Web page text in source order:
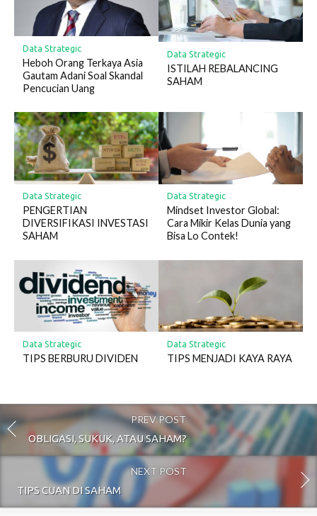
Data Strategic
Heboh Orang Terkaya Asia
Gautam Adani Soal Skandal
Pencucian Uang
Data Strategic
ISTILAH REBALANCING
SAHAM
Data Strategic
PENGERTIAN
DIVERSIFIKASI INVESTASI
SAHAM
Data Strategic
Mindset Investor Global:
Cara Mikir Kelas Dunia yang
Bisa Lo Contek!
Data Strategic
TIPS BERBURU DIVIDEN
Data Strategic
TIPS MENJADI KAYA RAYA
PREV POST
OBLIGASI, SUKUK, ATAU SAHAM?
NEXT POST
TIPS CUAN DI SAHAM